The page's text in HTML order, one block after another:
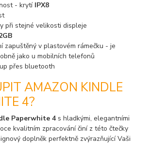
- krytí IPX8
při stejné velikosti displeje
zapuštěný v plastovém rámečku - je
jako u mobilních telefonů
přes bluetooth
AMAZON KINDLE
4?
Paperwhite 4 s hladkými, elegantními
kvalitním zpracování činí z této čtečky
doplněk perfektně zvýrazňující Vaši